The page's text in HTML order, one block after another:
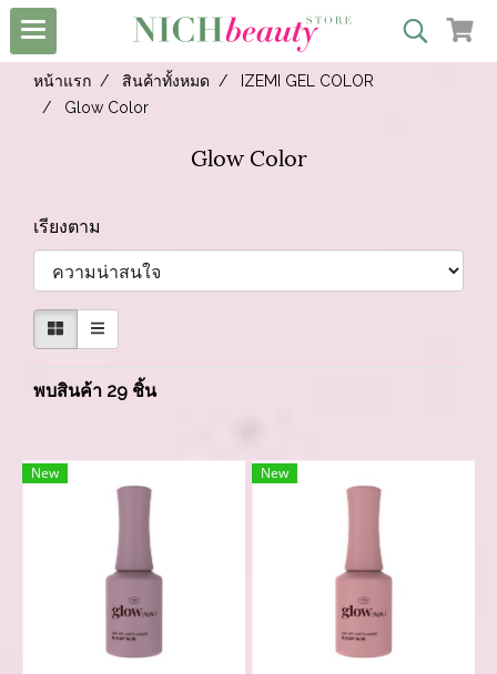
หน้าแรก สินค้าทั้งหมด
IZEMI GEL COLOR
Glow Color
Glow Color
เรียงตาม
พบสินค้า 29 ชิ้น
New New